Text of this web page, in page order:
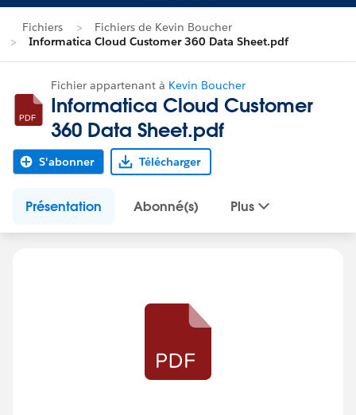
Fichiers
Fichiers de Kevin Boucher
Informatica Cloud Customer 360 Data Sheet.pdf
Fichier appartenant à Kevin Boucher
Informatica Cloud Customer
360 Data Sheet.pdf
S'abonner Télécharger
Présentation Abonné(s) Plus